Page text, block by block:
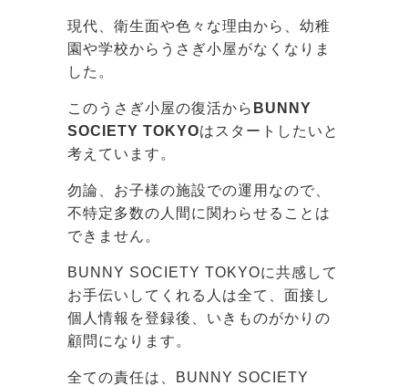
現代、衛生面や色々な理由から、幼稚
園や学校からうさぎ小屋がなくなりま
した。
このうさぎ小屋の復活から BUNNY
SOCIETY TOKYOはスタートしたいと
考えています。
勿論、お子様の施設での運用なので、
不特定多数の人間に関わらせることは
できません。
BUNNY SOCIETY TOKYOに共感して
お手伝いしてくれる人は全て、面接し
個人情報を登録後、いきものがかりの
顧問になります。
全ての責任は、BUNNY SOCIETY